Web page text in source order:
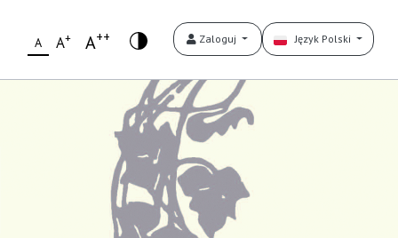
A A+ A++ Zaloguj Język Polski